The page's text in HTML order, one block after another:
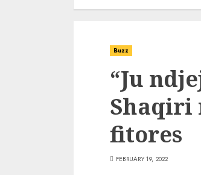
Buzz
“Ju
Shaqiri
fitores
FEBRUARY 19, 2022